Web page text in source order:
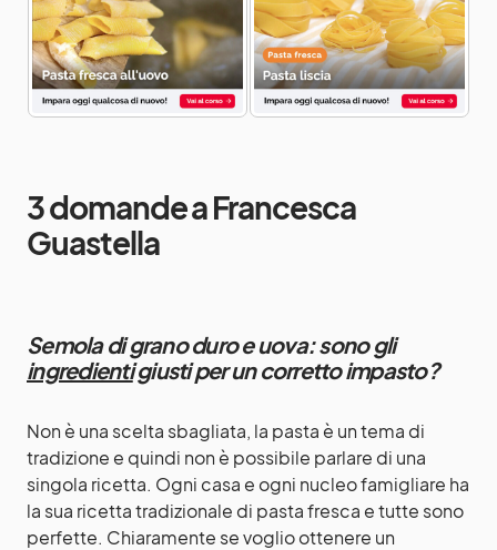
3 domande a Francesca
Guastella
Semola di grano duro e uova: sono gli
ingredientigiusti per un corretto impasto?
Non è una scelta sbagliata, la pasta è un tema di
tradizione e quindi non è possibile parlare di una
singola ricetta. Ogni casa e ogni nucleo famigliare ha
la sua ricetta tradizionale di pasta fresca e tutte sono
perfette. Chiaramente se voglio ottenere un